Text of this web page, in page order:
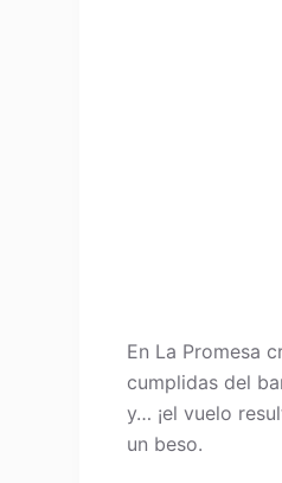
En La Promesa
cumplidas del
y… ¡el vuelo
un beso.